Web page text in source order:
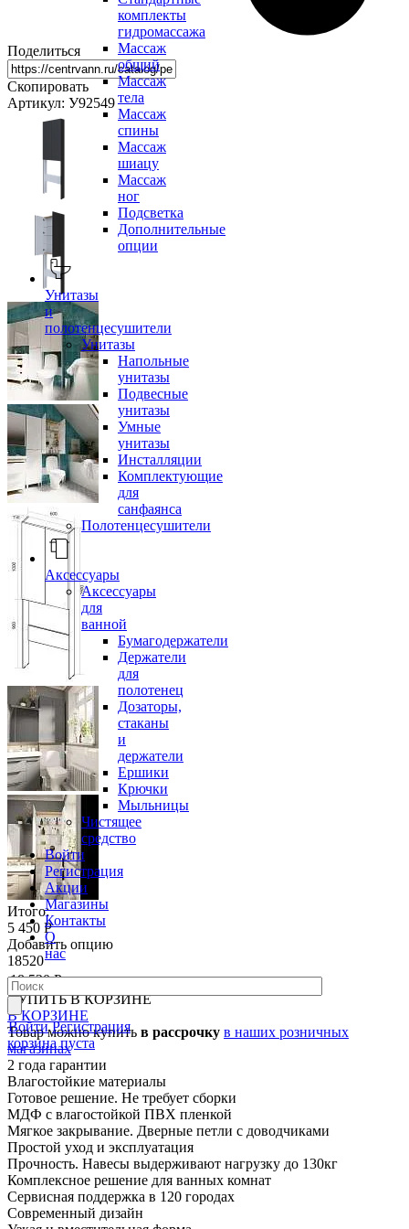
комплекты
гидромассажа
Массаж
общий
Массаж
тела
Массаж
спины
Массаж
шиацу
Массаж
ног
Подсветка
Дополнительные
опции
Унитазы
и
полотенцесушители
Унитазы
Напольные
унитазы
Подвесные
унитазы
Умные
унитазы
Инсталляции
Комплектующие
для
санфаянса
Полотенцесушители
Аксессуары
Аксессуары
для
ванной
Бумагодержатели
Держатели
для
полотенец
Дозаторы,
стаканы
и
держатели
Ершики
Крючки
Мыльницы
Чистящее
средство
Войти
Регистрация
Акции
Магазины
Контакты
О
нас
Войти Регистрация
корзина пуста
Поделиться
Скопировать
Артикул: У92549
Итого:
5 450 Р
Добавить опцию
18520
18 520 Р
КУПИТЬ В КОРЗИНЕ
В КОРЗИНЕ
Товар можно купить в рассрочку в наших розничных
магазинах
2 года гарантии
Влагостойкие материалы
Готовое решение. Не требует сборки
МДФ с влагостойкой ПВХ пленкой
Мягкое закрывание. Дверные петли с доводчиками
Простой уход и эксплуатация
Прочность. Навесы выдерживают нагрузку до 130кг
Комплексное решение для ванных комнат
Сервисная поддержка в 120 городах
Современный дизайн